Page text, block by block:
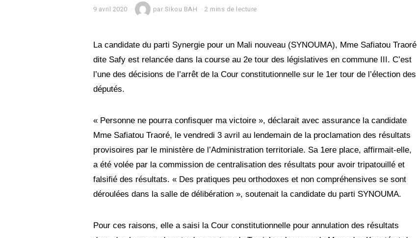
9 avril 2020
i
2
0
2
par Sikou BAH 2 mins de lecture
La candidate du parti Synergie pour un Mali nouveau (SYNOUMA), Mme Safiatou Traoré
dite Safy est relancée dans la course au 2e tour des législatives en commune III. C’est
l’une des décisions de l’arrêt de la Cour constitutionnelle sur le 1er tour de l’élection des
députés.
« Personne ne pourra confisquer ma victoire », déclarait avec assurance la candidate
Mme Safiatou Traoré, le vendredi 3 avril au lendemain de la proclamation des résultats
provisoires par le ministère de l’Administration territoriale. Sa 1ere place, affirmait-elle,
a été volée par la commission de centralisation des résultats pour avoir tripatouillé et
falsifié des résultats. « Des pratiques peu orthodoxes et non compréhensives se sont
déroulées dans la salle de délibération », soutenait la candidate du parti SYNOUMA.
Pour ces raisons, elle a saisi la Cour constitutionnelle pour annulation des résultats